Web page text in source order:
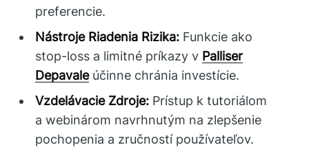
preferencie.
Nástroje Riadenia Rizika: Funkcie ako
stop-loss a limitné príkazy v Palliser
Depavaleúčinne chránia investície.
Vzdelávacie Zdroje: Prístup k tutoriálom
a webinárom navrhnutým na zlepšenie
pochopenia a zručností používateľov.